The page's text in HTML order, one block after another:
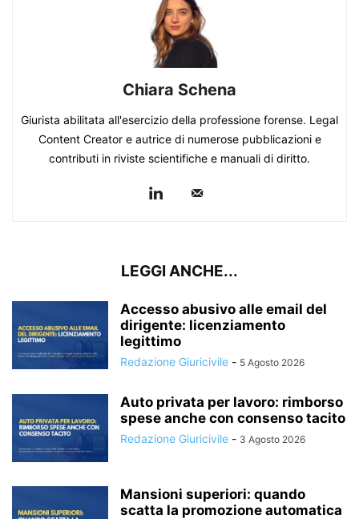
Chiara Schena
Giurista abilitata all'esercizio della professione forense. Legal
Content Creator e autrice di numerose pubblicazioni e
contributi in riviste scientifiche e manuali di diritto.
LEGGI ANCHE...
Accesso abusivo alle email del
dirigente: licenziamento
legittimo
Redazione Giuricivile - 5 Agosto 2026
Auto privata per lavoro: rimborso
spese anche con consenso tacito
Redazione Giuricivile - 3 Agosto 2026
Mansioni superiori: quando
scatta la promozione automatica